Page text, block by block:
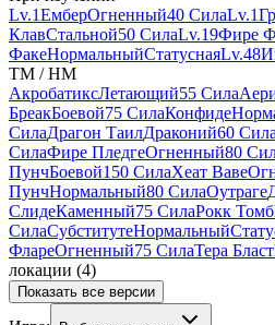
Lv.1ЕмберОгненный40 СилаLv.1
КлавСтальной50 СилаLv.19Фире
ФакеНормальныйСтатуснаяLv.48
TM / HM
АкробатиксЛетающий55 Сила
БреакБоевой75 СилаКонфиде
СилаДрагон ТаилДраконий60 Сила
СилаФире ПледгеОгненный80
ПунчБоевой150 СилаХеат Ваве
ПунчНормальный80 СилаОутраге
СлидеКаменный75 СилаРокк Томб
СилаСубститутеНормальный
ФлареОгненный75 СилаТера Бласт
локации (4)
Показать все версии